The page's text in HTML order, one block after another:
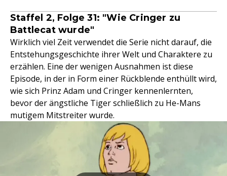
Staffel 2, Folge 31: "Wie Cringer zu
Battlecat wurde"
Wirklich viel Zeit verwendet die Serie nicht darauf, die
Entstehungsgeschichte ihrer Welt und Charaktere zu
erzählen. Eine der wenigen Ausnahmen ist diese
Episode, in der in Form einer Rückblende enthüllt wird,
wie sich Prinz Adam und Cringer kennenlernten,
bevor der ängstliche Tiger schließlich zu He-Mans
mutigem Mitstreiter wurde.